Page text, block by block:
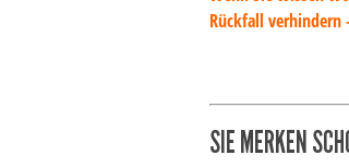
Rückfall verhindern
SIE MERKEN